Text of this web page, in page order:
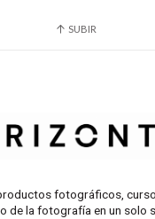
SUBIR
fotográficos,
de la fotografía en un solo